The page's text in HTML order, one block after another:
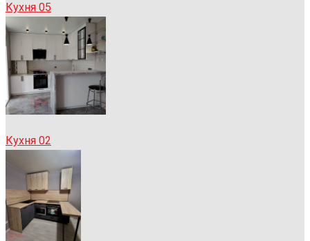
Кухня 05
Кухня 02